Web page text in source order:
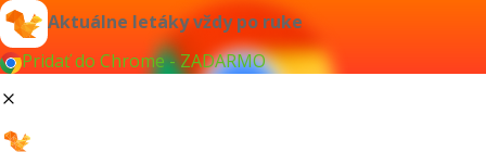
Aktuálne letáky vždy po ruke
Pridať do Chrome - ZADARMO